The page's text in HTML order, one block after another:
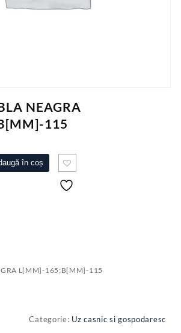
NEAGRA
115
115
în coș
L[MM]-165;B[MM]-115
Categorie: Uz casnic si gospodaresc